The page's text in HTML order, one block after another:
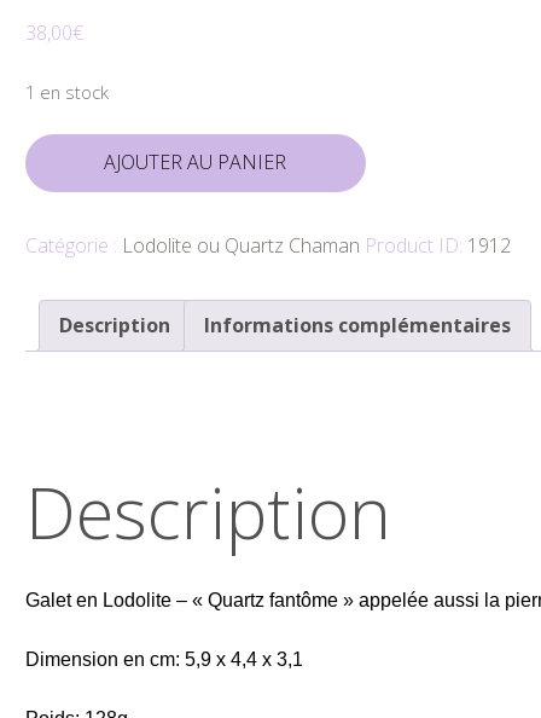
38,00€
1 en stock
quantité
de
𝑮𝒂𝒍𝒆𝒕
AJOUTER AU PANIER
Catégorie : Lodolite ou Quartz Chaman Product ID: 1912
Description Informations complémentaires
Description
Galet en Lodolite – « Quartz fantôme » appelée aussi la
Dimension en cm: 5,9 x 4,4 x 3,1